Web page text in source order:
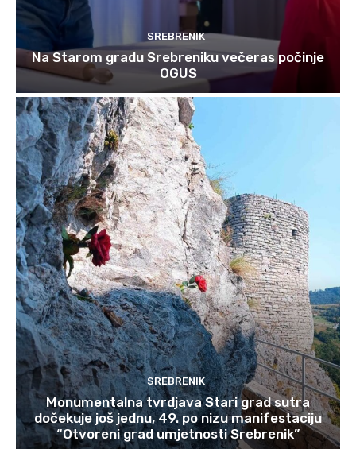
SREBRENIK
Na Starom gradu Srebreniku večeras počinje
OGUS
SREBRENIK
Monumentalna tvrdjava Stari grad sutra
dočekuje još jednu, 49. po nizu manifestaciju
“Otvoreni grad umjetnosti Srebrenik”